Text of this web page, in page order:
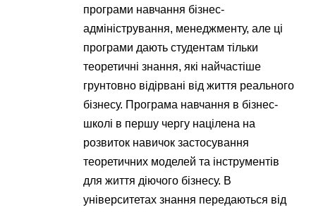
програми навчання бізнес-
адміністрування, менеджменту, але ці
програми дають студентам тільки
теоретичні знання, які найчастіше
грунтовно відірвані від життя реального
бізнесу. Програма навчання в бізнес-
школі в першу чергу націлена на
розвиток навичок застосування
теоретичних моделей та інструментів
для життя діючого бізнесу. В
університетах знання передаються від